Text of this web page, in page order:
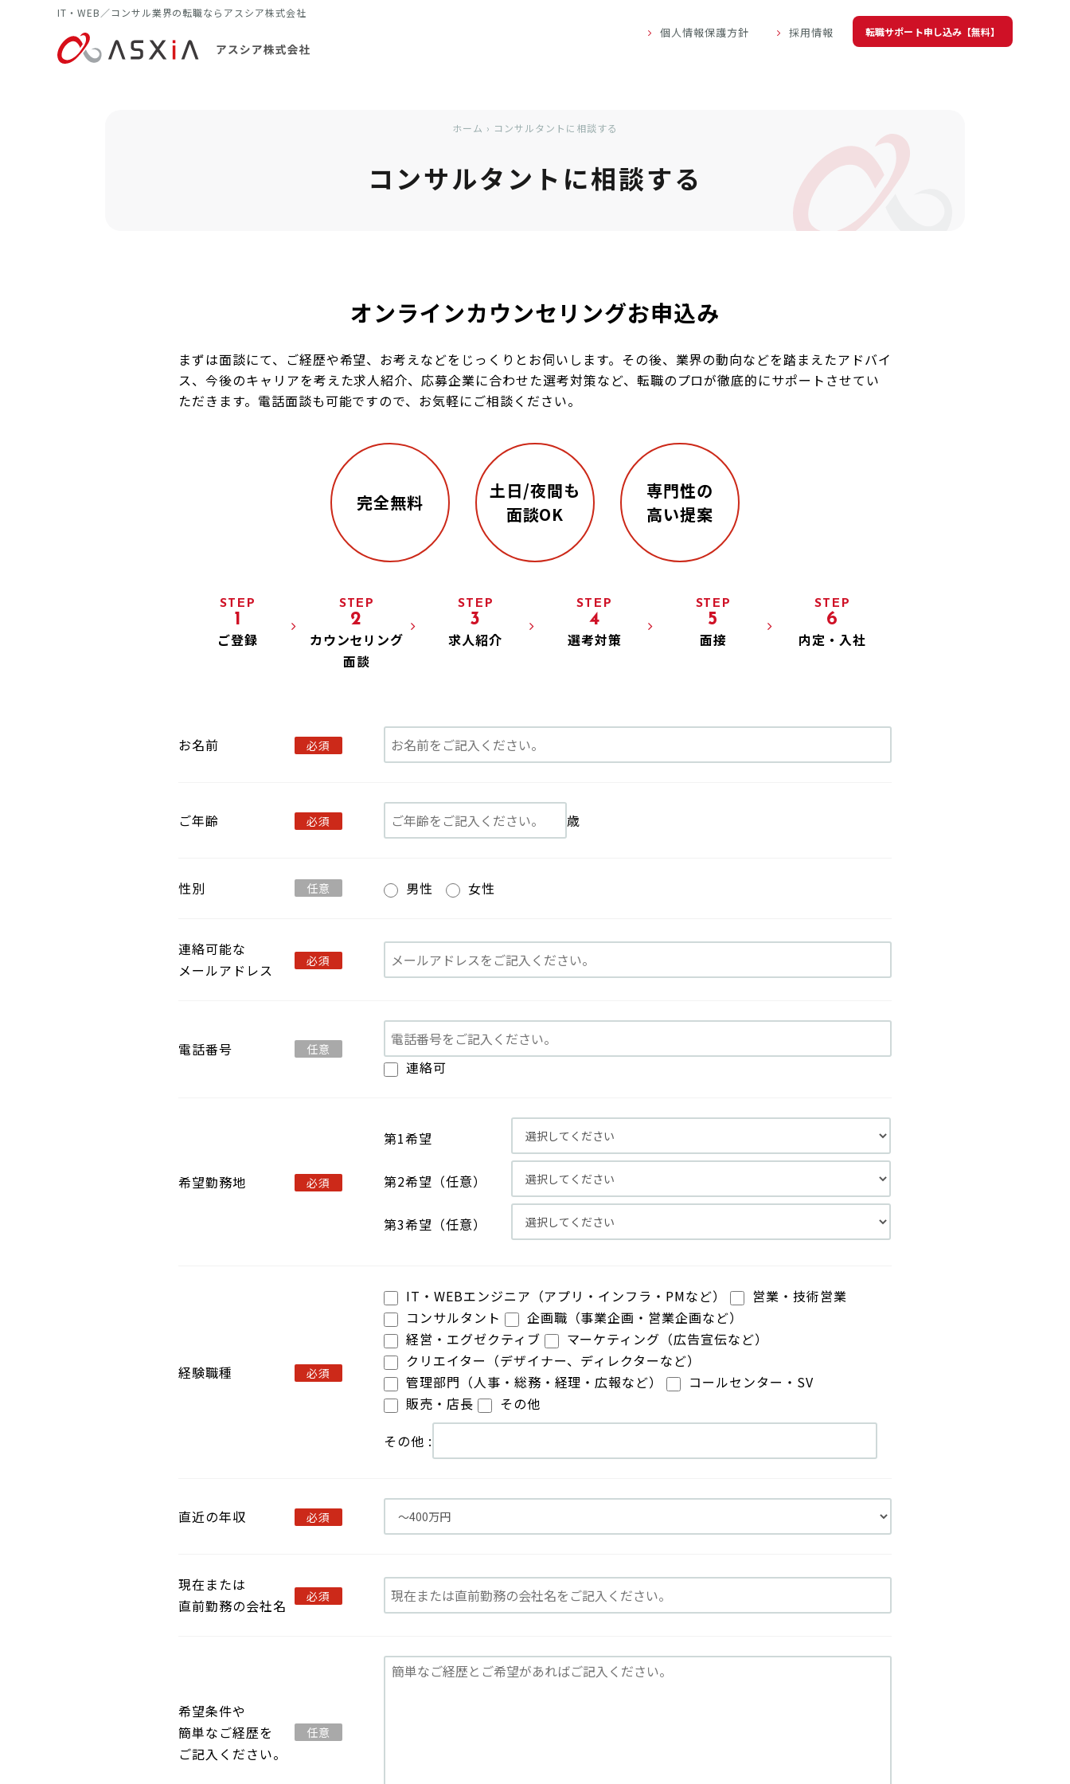
IT・WEB／コンサル業界の転職ならアスシア株式会社
個人情報保護方針 採用情報 転職サポート申し込み【無料】
ホーム › コンサルタントに相談する
コンサルタントに相談する
オンラインカウンセリングお申込み
まずは面談にて、ご経歴や希望、お考えなどをじっくりとお伺いします。その後、業界の動向などを踏まえたアドバイ
ス、今後のキャリアを考えた求人紹介、応募企業に合わせた選考対策など、転職のプロが徹底的にサポートさせてい
ただきます。電話面談も可能ですので、お気軽にご相談ください。
完全無料
土日/夜間も
面談OK
専門性の
高い提案
STEP
1
ご登録
STEP
2
カウンセリング
面談
STEP
3
求人紹介
STEP
4
選考対策
STEP
5
面接
STEP
6
内定・入社
お名前 必須
ご年齢 必須 歳
性別 任意 男性 女性
連絡可能な
メールアドレス
必須
電話番号 任意
連絡可
希望勤務地 必須
第1希望
第2希望（任意）
第3希望（任意）
経験職種 必須
IT・WEBエンジニア（アプリ・インフラ・PMなど）
営業・技術営業
コンサルタント
企画職（事業企画・営業企画など）
経営・エグゼクティブ
マーケティング（広告宣伝など）
クリエイター（デザイナー、ディレクターなど）
管理部門（人事・総務・経理・広報など）
コールセンター・SV
販売・店長
その他
その他 :
直近の年収 必須
現在または
直前勤務の会社名
必須
希望条件や
簡単なご経歴を
ご記入ください。
任意